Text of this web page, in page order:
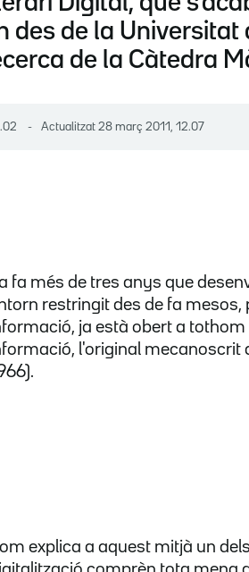
des de la
de la Càtedra
Actualitzat 28 març 2011, 12.07
fa més de tres anys que
restringit des de fa mesos,
ja està obert a tothom
l'original mecanoscrit
explica a aquest mitjà un